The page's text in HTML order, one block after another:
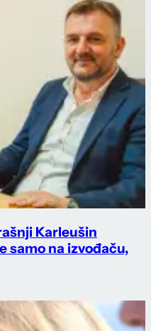
Karleušin
samo na izvođaču,